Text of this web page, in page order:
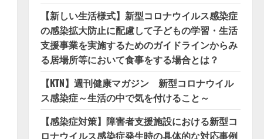
【新しい生活様式】新型コロナウイルス感染症
の感染拡大防止に配慮して子どもの学習・生活
支援事業を実施するためのガイドラインからみ
る居場所等において食事をする場合とは？
【KTN】週刊健康マガジン 新型コロナウイル
ス感染症～生活の中で気を付けること～
【感染症対策】障害者支援施設における新型コ
ロナウイルス感染症発生時の具体的な対応事例